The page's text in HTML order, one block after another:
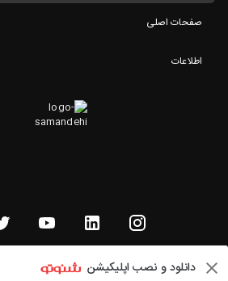
دانلود و نصب اپلیکیشن
صفحات اصلی
اطلاعات
تمامی حقوق این وبسایت متعلق به